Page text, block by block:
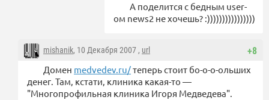
А поделится с бедным user-
ом news2 не хочешь? :))))))))))))))))
+8
mishanik, 10 Декабря 2007 , url
Домен medvedev.ru/теперь стоит бо-о-о-ольших
денег. Там, кстати, клиника какая-то —
"Многопрофильная клиника Игоря Медведева".